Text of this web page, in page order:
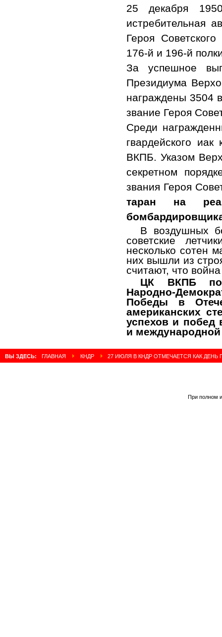
25 декабря
истребительная
Героя
176-й и 196-й
За успешное
Президиума
награждены 3504
звание Героя
Среди
гвардейского
ВКПБ. Указом
секретном
звания Героя
таран на
В воздушных
советские
несколько сотен
них вышли из
считают, что
ЦК ВКПБ
Народно-
Победы в
американских
успехов и побед
и международной
ВЫ ЗДЕСЬ: ГЛАВНАЯ КНДР 27 ИЮЛЯ В КНДР ОТМЕЧАЕТСЯ КАК
При полном